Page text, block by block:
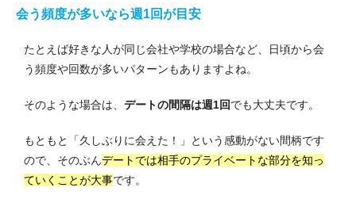
会う頻度が多いなら週1回が目安
たとえば好きな人が同じ会社や学校の場合など、日頃から会
う頻度や回数が多いパターンもありますよね。
そのような場合は、 デートの間隔は週1回でも大丈夫です。
もともと「久しぶりに会えた！」という感動がない間柄です
ので、そのぶんデートでは相手のプライベートな部分を知っ
ていくことが大事です。